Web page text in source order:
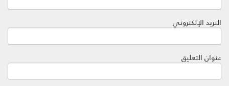
البريد الإلكتروني
عنوان التعليق